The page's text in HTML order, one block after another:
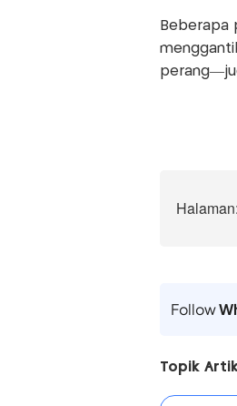
Beberapa
Halaman:
Follow
Topik